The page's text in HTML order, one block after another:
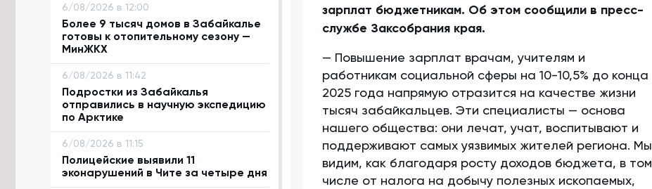
6/08/2026 в 12:00
Более 9 тысяч домов в Забайкалье
готовы к отопительному сезону —
МинЖКХ
6/08/2026 в 11:42
Подростки из Забайкалья
отправились в научную экспедицию
по Арктике
6/08/2026 в 11:15
Полицейские выявили 11
эконарушений в Чите за четыре дня
зарплат бюджетникам. Об этом сообщили в пресс-
службе Заксобрания края.
— Повышение зарплат врачам, учителям и
работникам социальной сферы на 10-10,5% до конца
2025 года напрямую отразится на качестве жизни
тысяч забайкальцев. Эти специалисты — основа
нашего общества: они лечат, учат, воспитывают и
поддерживают самых уязвимых жителей региона. Мы
видим, как благодаря росту доходов бюджета, в том
числе от налога на добычу полезных ископаемых,